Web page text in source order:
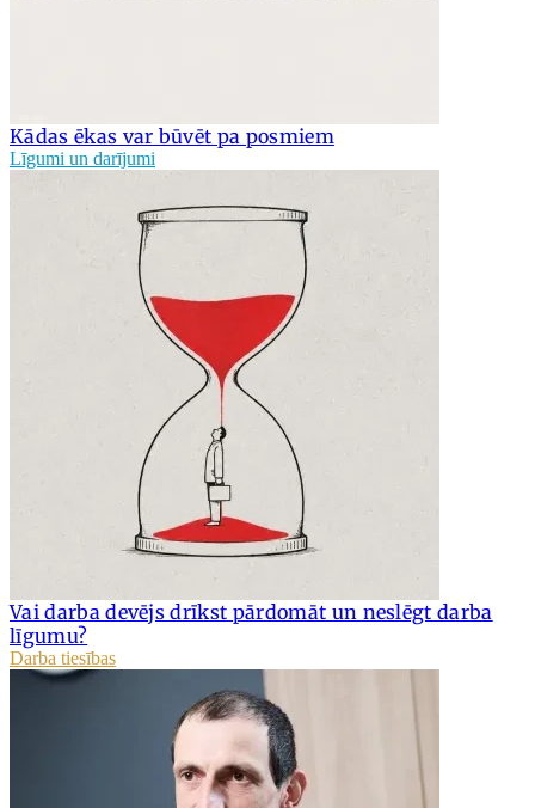
Kādas ēkas var būvēt pa posmiem
Līgumi un darījumi
Vai darba devējs drīkst pārdomāt un neslēgt darba
līgumu?
Darba tiesības